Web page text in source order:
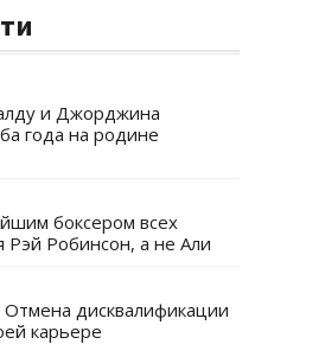
и Джорджина
года на родине
боксером всех
Рэй Робинсон, а не Али
дисквалификации
карьере